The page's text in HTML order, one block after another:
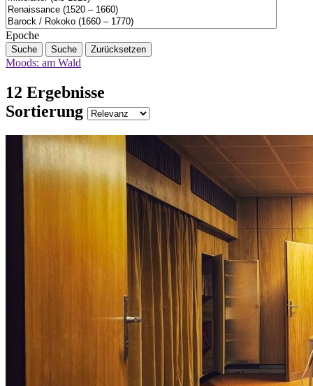
Epoche
Suche Zurücksetzen
Moods: am Wald
12 Ergebnisse
Sortierung